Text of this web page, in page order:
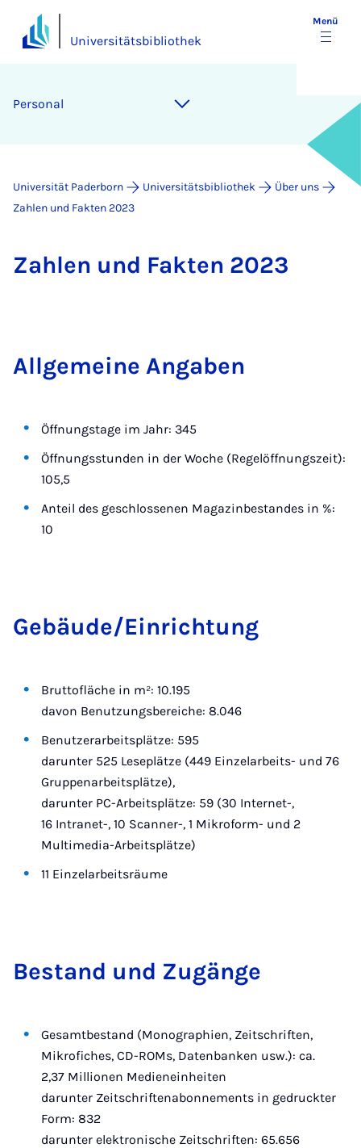
Universitätsbibliothek
Menü
Per­so­nal
Universität Paderborn Universitätsbibliothek
Über uns
Zahlen und Fakten 2023
Zah­len und Fak­ten 2023
All­ge­mei­ne An­ga­ben
Öffnungstage im Jahr: 345
Öffnungsstunden in der Woche (Regelöffnungszeit):
105,5
Anteil des geschlossenen Magazinbestandes in %:
10
Ge­bäu­de/Ein­rich­tung
Bruttofläche in m²: 10.195
davon Benutzungsbereiche: 8.046
Benutzerarbeitsplätze: 595
darunter 525 Leseplätze (449 Einzelarbeits- und 76
Gruppenarbeitsplätze),
darunter PC-Arbeitsplätze: 59 (30 Internet-,
16 Intranet-, 10 Scanner-, 1 Mikroform- und 2
Multimedia-Arbeitsplätze)
11 Einzelarbeitsräume
Be­stand und Zu­gän­ge
Gesamtbestand (Monographien, Zeitschriften,
Mikrofiches, CD-ROMs, Datenbanken usw.): ca.
2,37 Millionen Medieneinheiten
darunter Zeitschriftenabonnements in gedruckter
Form: 832
darunter elektronische Zeitschriften: 65.656